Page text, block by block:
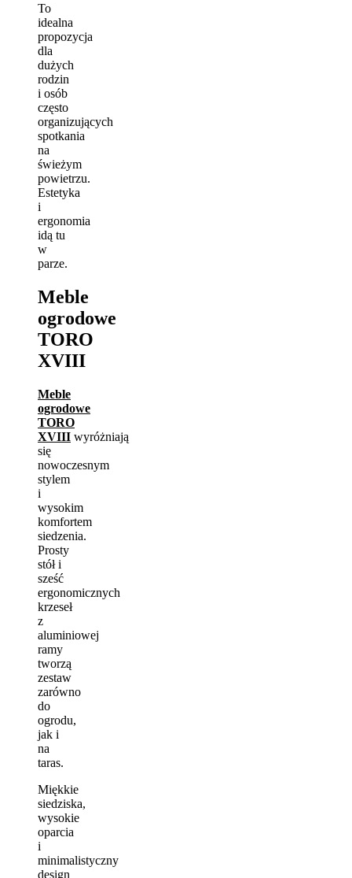
To
idealna
propozycja
dla
dużych
rodzin
i osób
często
organizujących
spotkania
na
świeżym
powietrzu.
Estetyka
i
ergonomia
idą tu
w
parze.
Meble
ogrodowe
TORO
XVIII
Meble
ogrodowe
TORO
XVIII wyróżniają
się
nowoczesnym
stylem
i
wysokim
komfortem
siedzenia.
Prosty
stół i
sześć
ergonomicznych
krzeseł
z
aluminiowej
ramy
tworzą
zestaw
zarówno
do
ogrodu,
jak i
na
taras.
Miękkie
siedziska,
wysokie
oparcia
i
minimalistyczny
design